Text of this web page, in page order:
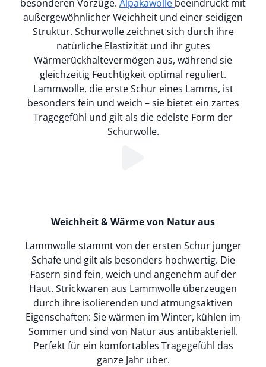
besonderen Vorzüge. Alpakawolle beeindruckt mit
außergewöhnlicher Weichheit und einer seidigen
Struktur. Schurwolle zeichnet sich durch ihre
natürliche Elastizität und ihr gutes
Wärmerückhaltevermögen aus, während sie
gleichzeitig Feuchtigkeit optimal reguliert.
Lammwolle, die erste Schur eines Lamms, ist
besonders fein und weich – sie bietet ein zartes
Tragegefühl und gilt als die edelste Form der
Schurwolle.
Weichheit & Wärme von Natur aus
Lammwolle stammt von der ersten Schur junger
Schafe und gilt als besonders hochwertig. Die
Fasern sind fein, weich und angenehm auf der
Haut. Strickwaren aus Lammwolle überzeugen
durch ihre isolierenden und atmungsaktiven
Eigenschaften: Sie wärmen im Winter, kühlen im
Sommer und sind von Natur aus antibakteriell.
Perfekt für ein komfortables Tragegefühl das
ganze Jahr über.